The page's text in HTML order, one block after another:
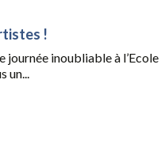
!
inoubliable à l’Ecole
un...